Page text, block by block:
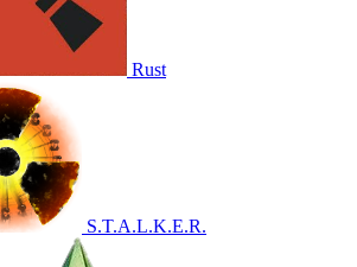
Rust
S.T.A.L.K.E.R.